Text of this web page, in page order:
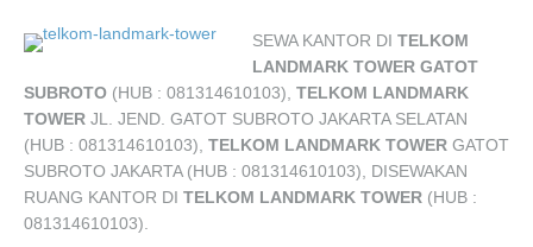
SEWA KANTOR DI TELKOM
LANDMARK TOWER GATOT
SUBROTO (HUB : 081314610103), TELKOM LANDMARK
TOWER JL. JEND. GATOT SUBROTO JAKARTA SELATAN
(HUB : 081314610103), TELKOM LANDMARK TOWER GATOT
SUBROTO JAKARTA (HUB : 081314610103), DISEWAKAN
RUANG KANTOR DI TELKOM LANDMARK TOWER (HUB :
081314610103).